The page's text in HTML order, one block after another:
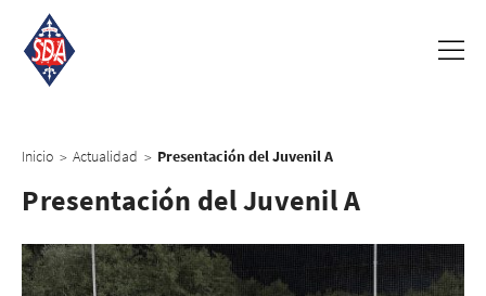
Inicio > Actualidad > Presentación del Juvenil A
Presentación del Juvenil A